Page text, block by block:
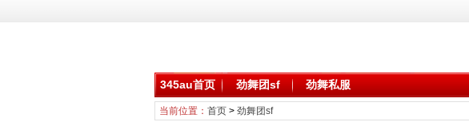
345au首页 劲舞团sf 劲舞私服
当前位置： 首页> 劲舞团sf